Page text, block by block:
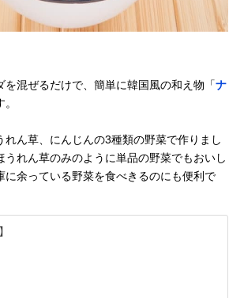
を混ぜるだけで、簡単に韓国風の和え物「ナ
れん草、にんじんの3種類の野菜で作りまし
うれん草のみのように単品の野菜でもおいし
に余っている野菜を食べきるのにも便利で